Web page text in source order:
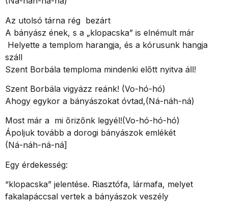
Az utolsó tárna rég bezárt
A bányász ének, s a „klopacska” is elnémult már
Helyette a templom harangja, és a kórusunk hangja
száll
Szent Borbála temploma mindenki előtt nyitva áll!
Szent Borbála vigyázz reánk! (Vo-hó-hó)
Ahogy egykor a bányászokat óvtad,(Ná-náh-ná)
Most már a mi őrizőnk legyél!(Vo-hó-hó-hó)
Ápoljuk tovább a dorogi bányászok emlékét
(Ná-náh-ná-ná]
Egy érdekesség:
“klopacska” jelentése. Riasztófa, lármafa, melyet
fakalapáccsal vertek a bányászok veszély